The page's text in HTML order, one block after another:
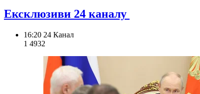
Ексклюзиви 24 каналу
16:20 24 Канал
1 4932